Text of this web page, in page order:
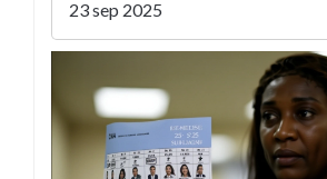
23 sep 2025